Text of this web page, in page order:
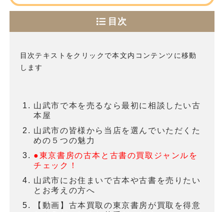
目次
目次テキストをクリックで本文内コンテンツに移動
します
山武市で本を売るなら最初に相談したい古
本屋
山武市の皆様から当店を選んでいただくた
めの５つの魅力
●東京書房の古本と古書の買取ジャンルを
チェック！
山武市にお住まいで古本や古書を売りたい
とお考えの方へ
【動画】古本買取の東京書房が買取を得意